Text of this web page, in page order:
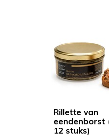
Rillette van
eendenborst
12 stuks)